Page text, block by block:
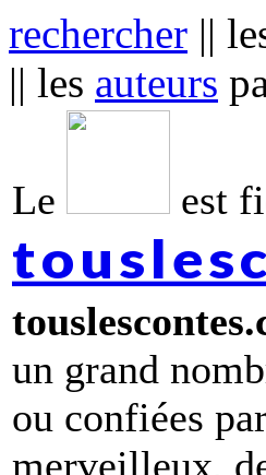
rechercher ||
|| les auteurs
Le est
un grand
ou confiées
merveilleux,